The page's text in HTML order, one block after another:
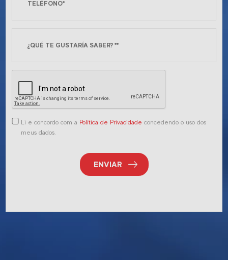
Li e concordo com a Política de Privacidade concedendo o uso dos
meus dados.
ENVIAR